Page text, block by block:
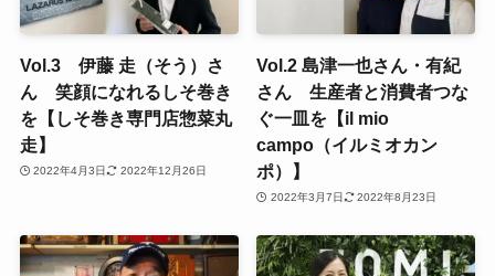
Vol.3 伊藤 走（そう）さ
ん 笑顔になれるしそ巻き
を【しそ巻き専門店惣菜丸
走】
2022年4月3日 2022年12月26日
Vol.2 島津一也さん・有紀
さん 生産者と消費者つな
ぐ一皿を【il mio
campo（イルミオカン
ポ）】
2022年3月7日 2022年8月23日